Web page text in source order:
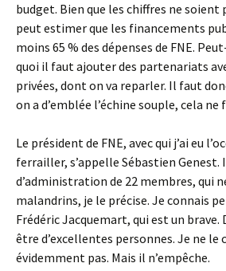
budget. Bien que les chiffres ne
peut estimer que les financements
moins 65 % des dépenses de FNE.
quoi il faut ajouter des partenariats
privées, dont on va reparler. Il faut
on a d’emblée l’échine souple, cela
Le président de FNE, avec qui j’ai eu
ferrailler, s’appelle Sébastien Genest.
d’administration de 22 membres, qui
malandrins, je le précise. Je connais
Frédéric Jacquemart, qui est un brave.
être d’excellentes personnes. Je ne le
évidemment pas. Mais il n’empêche.